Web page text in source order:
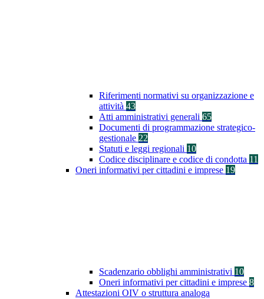
Riferimenti normativi su organizzazione e
attività 43
Atti amministrativi generali 65
Documenti di programmazione strategico-
gestionale 22
Statuti e leggi regionali 10
Codice disciplinare e codice di condotta 11
Oneri informativi per cittadini e imprese 19
Scadenzario obblighi amministrativi 10
Oneri informativi per cittadini e imprese 8
Attestazioni OIV o struttura analoga